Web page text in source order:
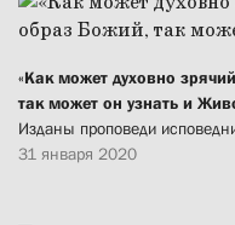
«Как может духовно
так может он узнать и
Изданы проповеди
31 января 2020